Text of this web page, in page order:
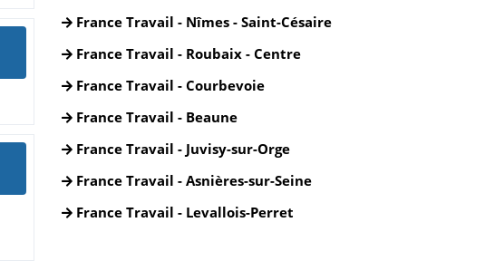
France Travail - Nîmes - Saint-Césaire
France Travail - Roubaix - Centre
France Travail - Courbevoie
France Travail - Beaune
France Travail - Juvisy-sur-Orge
France Travail - Asnières-sur-Seine
France Travail - Levallois-Perret